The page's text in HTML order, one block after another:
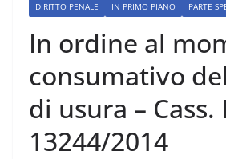
DIRITTO PENALE
IN PRIMO PIANO PARTE
In ordine al
consumativo
di usura – Cass.
13244/2014